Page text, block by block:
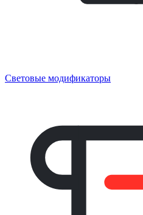
Световые модификаторы